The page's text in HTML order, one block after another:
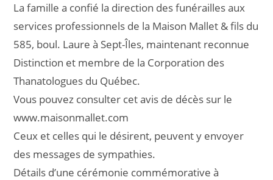
La famille a confié la direction des funérailles aux
services professionnels de la Maison Mallet & fils du
585, boul. Laure à Sept-Îles, maintenant reconnue
Distinction et membre de la Corporation des
Thanatologues du Québec.
Vous pouvez consulter cet avis de décès sur le
www.maisonmallet.com
Ceux et celles qui le désirent, peuvent y envoyer
des messages de sympathies.
Détails d’une cérémonie commémorative à